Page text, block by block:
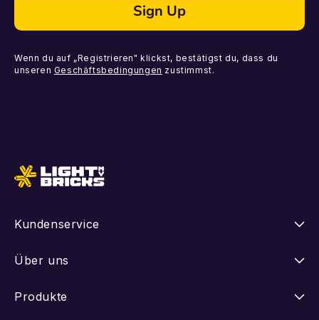
Sign Up
Wenn du auf „Registrieren" klickst, bestätigst du, dass du
unseren Geschäftsbedingungen zustimmst.
Kundenservice
Anleitungen
Über uns
Unsere Geschichte
Produkte